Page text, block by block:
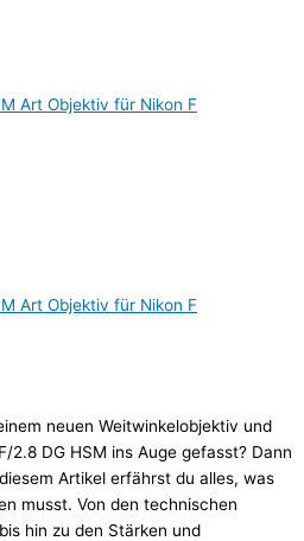
Art Objektiv für Nikon F
Art Objektiv für Nikon F
neuen Weitwinkelobjektiv und
2.8 DG HSM ins Auge gefasst? Dann
Artikel erfährst du alles, was
musst. Von den technischen
hin zu den Stärken und